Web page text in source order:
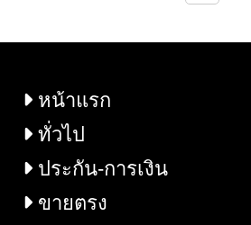
หน้าแรก
ทั่วไป
ประกัน-การเงิน
ขายตรง